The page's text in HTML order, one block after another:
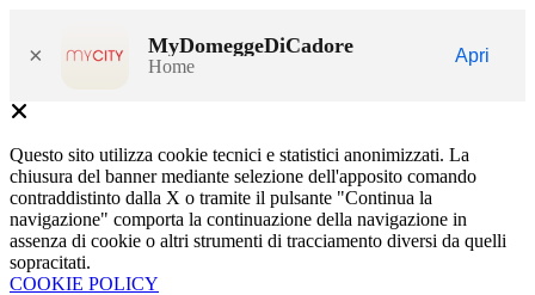
× MyDomeggeDiCadore
Home
Apri
Questo sito utilizza cookie tecnici e statistici anonimizzati. La
chiusura del banner mediante selezione dell'apposito comando
contraddistinto dalla X o tramite il pulsante "Continua la
navigazione" comporta la continuazione della navigazione in
assenza di cookie o altri strumenti di tracciamento diversi da quelli
sopracitati.
COOKIE POLICY